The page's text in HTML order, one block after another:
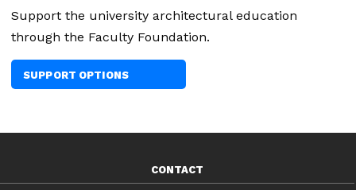
Support the university architectural education
through the Faculty Foundation.
SUPPORT OPTIONS
CONTACT